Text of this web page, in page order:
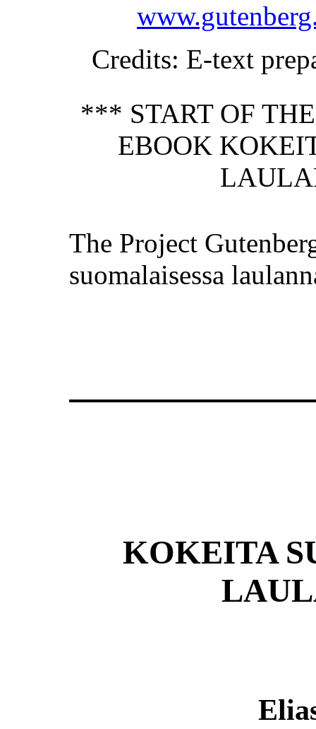
Credits: E-text
*** START OF
EBOOK
The Project
suomalaisessa
KOKEITA